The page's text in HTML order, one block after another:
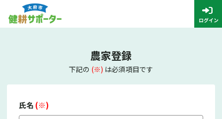
農家登録
下記の (※) は必須項目です
氏名 (※)